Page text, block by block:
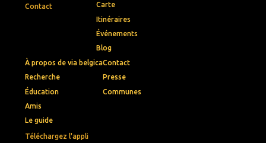
Contact
Téléchargez l'appli
Carte
Itinéraires
Événements
Blog
À propos de via belgica
Recherche
Éducation
Amis
Le guide
Contact
Presse
Communes